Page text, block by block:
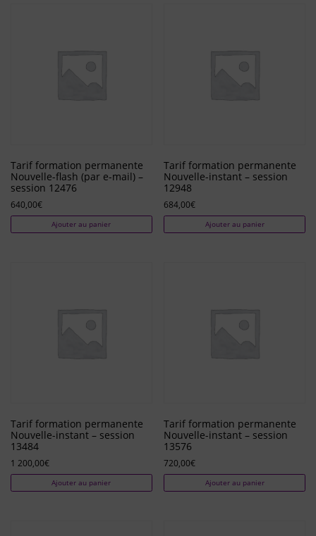
Tarif formation permanente
Nouvelle-flash (par e-mail) –
session 12476
640,00€
Ajouter au panier
Tarif formation permanente
Nouvelle-instant – session
12948
684,00€
Ajouter au panier
Tarif formation permanente
Nouvelle-instant – session
13484
1 200,00€
Ajouter au panier
Tarif formation permanente
Nouvelle-instant – session
13576
720,00€
Ajouter au panier